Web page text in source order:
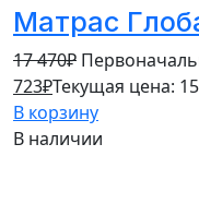
Матрас
17 470₽
723₽Текущая цена:
В корзину
В наличии